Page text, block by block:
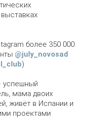
более 350 000
@july_novosad
)
успешный
мама двоих
живёт в Испании и
проектами